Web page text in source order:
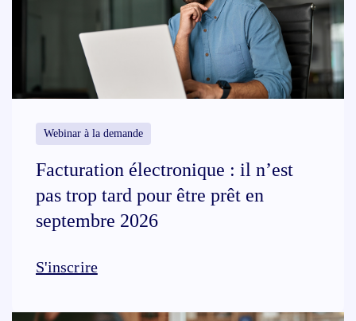
Webinar à la demande
Facturation électronique : il n’est
pas trop tard pour être prêt en
septembre 2026
S'inscrire